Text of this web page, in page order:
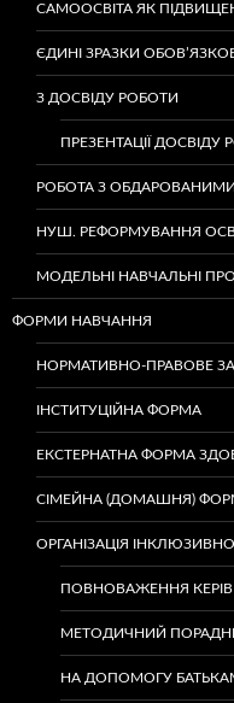
САМООСВІТА ЯК
ЄДИНІ ЗРАЗКИ
З ДОСВІДУ РОБОТИ
ПРЕЗЕНТАЦІЇ ДОСВІДУ
РОБОТА З
НУШ. РЕФОРМУВАННЯ
МОДЕЛЬНІ НАВЧАЛЬНІ
ФОРМИ НАВЧАННЯ
НОРМАТИВНО-ПРАВОВЕ
ІНСТИТУЦІЙНА ФОРМА
ЕКСТЕРНАТНА ФОРМА
СІМЕЙНА (ДОМАШНЯ)
ОРГАНІЗАЦІЯ
ПОВНОВАЖЕННЯ
МЕТОДИЧНИЙ
НА ДОПОМОГУ